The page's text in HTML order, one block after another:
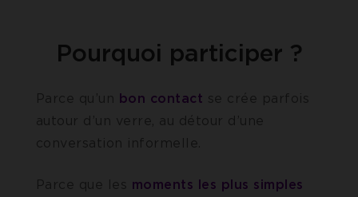
Pourquoi participer ?
Parce qu’un bon contact se crée parfois
autour d’un verre, au détour d’une
conversation informelle.
Parce que les moments les plus simples